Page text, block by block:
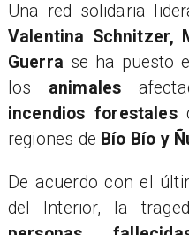
Una red solidaria
Valentina Schnitzer,
Guerra se ha puesto
los animales
incendios forestales
regiones de Bío Bío y
De acuerdo con el
del Interior, la